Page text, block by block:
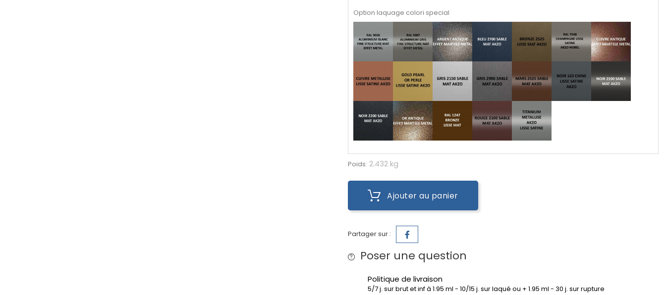
Option laquage colori special
Poids: 2.432 kg
Ajouter au panier
Partager sur :
Poser une question
Politique de livraison
5/7 j. sur brut et inf à 1.95 ml - 10/15 j. sur laqué ou + 1.95 ml - 30 j. sur rupture